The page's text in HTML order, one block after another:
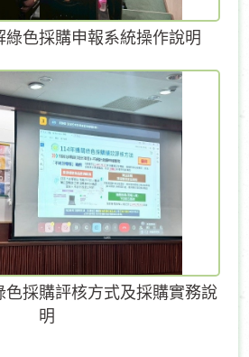
綠色採購申報系統操作說明
色採購評核方式及採購實務說
明